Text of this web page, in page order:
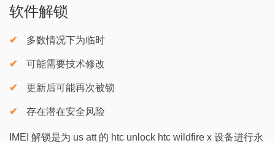
软件解锁
多数情况下为临时
可能需要技术修改
更新后可能再次被锁
存在潜在安全风险
IMEI 解锁是为 us att 的 htc unlock htc wildfire x 设备进行永